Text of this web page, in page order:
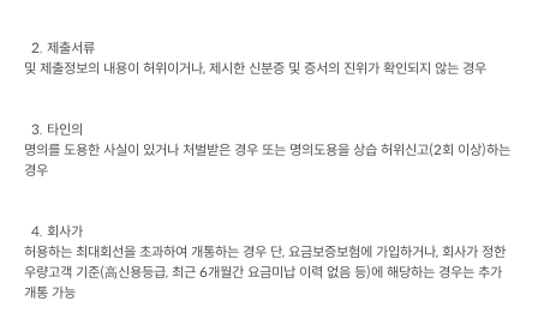
  2.
제출서류
및 제출정보의 내용이 허위이거나, 제시한 신분증 및 증서의 진위가 확인되지 않는 경우
  3.
타인의
명의를 도용한 사실이 있거나 처벌받은 경우 또는 명의도용을 상습 허위신고(2회 이상)하는
경우
  4.
회사가
허용하는 최대회선을 초과하여 개통하는 경우 단, 요금보증보험에 가입하거나, 회사가 정한
우량고객 기준(高신용등급, 최근 6개월간 요금미납 이력 없음 등)에 해당하는 경우는 추가
개통 가능